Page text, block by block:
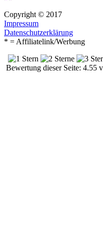
Copyright © 2017
Impressum
Datenschutzerklärung
* = Affiliatelink/Werbung
Bewertung dieser Seite: 4.55